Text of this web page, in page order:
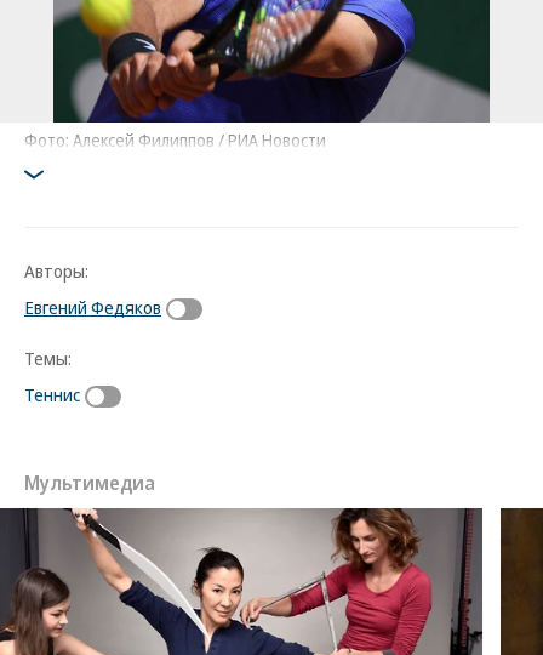
Фото: Алексей Филиппов / РИА Новости
Авторы:
Евгений Федяков
Темы:
Теннис
Мультимедиа